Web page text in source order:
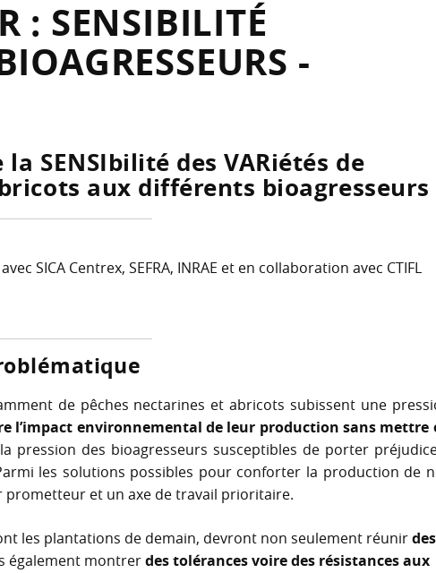
: SENSIBILITÉ
-
la SENSIbilité des VARiétés de
aux différents bioagresseurs
SICA Centrex, SEFRA, INRAE et en collaboration avec CTIFL
de pêches nectarines et abricots subissent une
l’impact environnemental de leur production sans mettre
pression des bioagresseurs susceptibles de porter
les solutions possibles pour conforter la production de
prometteur et un axe de travail prioritaire.
les plantations de demain, devront non seulement réunirdes
également montrerdes tolérances voire des résistances aux